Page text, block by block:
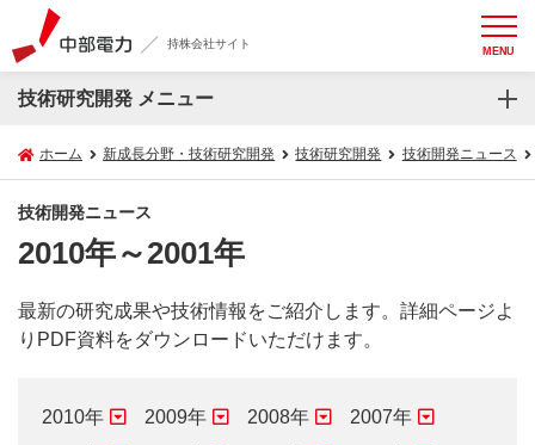
持株会社サイト MENU
技術研究開発 メニュー
ホーム 新成長分野・技術研究開発 技術研究開発 技術開発ニュース
技術開発ニュース
2010年～2001年
最新の研究成果や技術情報をご紹介します。詳細ページよ
りPDF資料をダウンロードいただけます。
2010年 2009年 2008年
2007年